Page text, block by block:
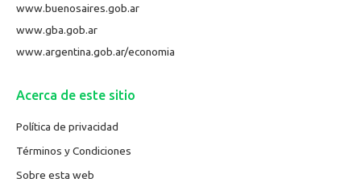
www.buenosaires.gob.ar
www.gba.gob.ar
www.argentina.gob.ar/economia
Acerca de este sitio
Política de privacidad
Términos y Condiciones
Sobre esta web